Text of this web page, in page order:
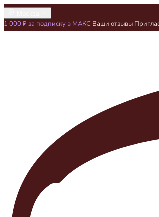
1 000 ₽ за подписку в МАКС Ваши отзывы